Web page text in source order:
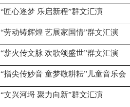
“匠心逐梦 乐启新程”群文汇演
“劳动铸辉煌 艺展家国情”群文汇演
“薪火传文脉 欢歌颂盛世”群文汇演
“指尖传妙音 童梦敬耕耘”儿童音乐会
“文兴河埒 聚力向新”群文汇演